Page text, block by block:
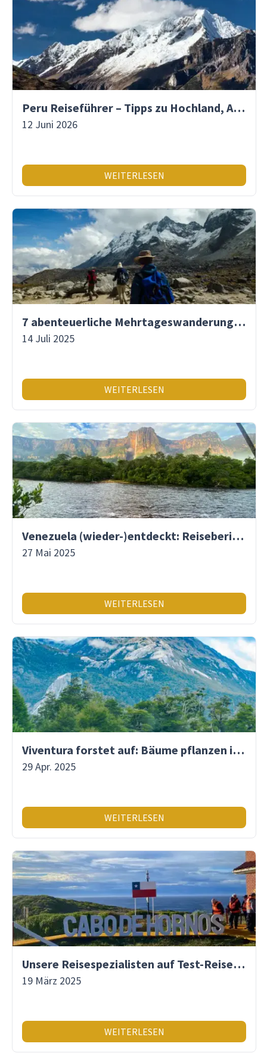
Peru Reiseführer – Tipps zu Hochland, Amazonas & Inka-Erbe
12 Juni 2026
WEITERLESEN
7 abenteuerliche Mehrtageswanderungen in Südamerika
14 Juli 2025
WEITERLESEN
Venezuela (wieder-)entdeckt: Reisebericht der ersten Reise seit 2017
27 Mai 2025
WEITERLESEN
Viventura forstet auf: Bäume pflanzen in Patagonien!
29 Apr. 2025
WEITERLESEN
Unsere Reisespezialisten auf Test-Reise: Patagonien, Bolivien, Brasilien
19 März 2025
WEITERLESEN